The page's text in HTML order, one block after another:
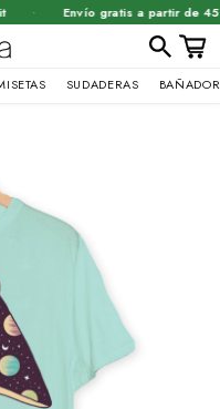
Envío gratis a partir de 45€
SUDADERAS